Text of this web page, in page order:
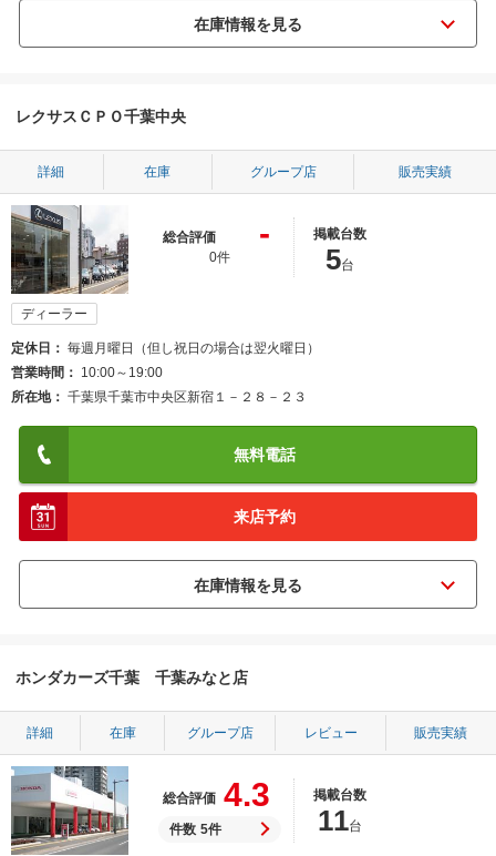
レクサスＣＰＯ千葉中央
詳細 在庫 グループ店 販売実績
総合評価 -
0件
掲載台数
5台
ディーラー
定休日
毎週月曜日（但し祝日の場合は翌火曜日）
営業時間
10:00～19:00
所在地
千葉県千葉市中央区新宿１－２８－２３
無料電話
来店予約
ホンダカーズ千葉 千葉みなと店
詳細 在庫 グループ店 レビュー 販売実績
総合評価 4.3
件数 5件
掲載台数
11台